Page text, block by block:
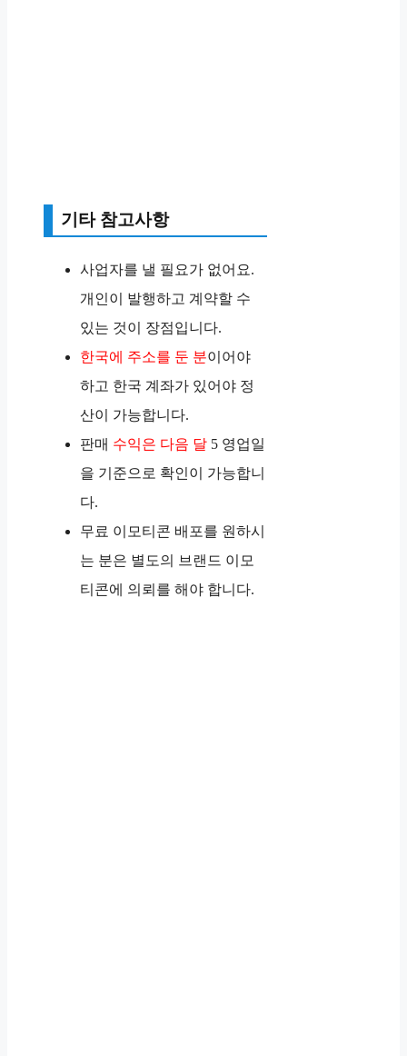
기타 참고사항
사업자를 낼 필요가 없어요.
개인이 발행하고 계약할 수
있는 것이 장점입니다.
한국에 주소를 둔 분이어야
하고 한국 계좌가 있어야 정
산이 가능합니다.
판매 수익은 다음 달 5 영업일
을 기준으로 확인이 가능합니
다.
무료 이모티콘 배포를 원하시
는 분은 별도의 브랜드 이모
티콘에 의뢰를 해야 합니다.